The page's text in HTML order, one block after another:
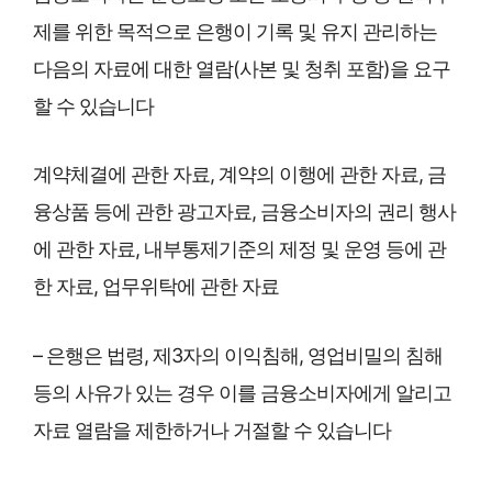
제를 위한 목적으로 은행이 기록 및 유지 관리하는
다음의 자료에 대한 열람(사본 및 청취 포함)을 요구
할 수 있습니다
계약체결에 관한 자료, 계약의 이행에 관한 자료, 금
융상품 등에 관한 광고자료, 금융소비자의 권리 행사
에 관한 자료, 내부통제기준의 제정 및 운영 등에 관
한 자료, 업무위탁에 관한 자료
– 은행은 법령, 제3자의 이익침해, 영업비밀의 침해
등의 사유가 있는 경우 이를 금융소비자에게 알리고
자료 열람을 제한하거나 거절할 수 있습니다